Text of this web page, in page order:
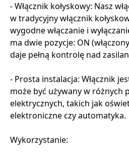
- Włącznik kołyskowy: Nasz
w tradycyjny włącznik
wygodne włączanie i
ma dwie pozycje: ON
daje pełną kontrolę nad
- Prosta instalacja: Włącznik
może być używany w różnych
elektrycznych, takich jak
elektroniczne czy automatyka.
Wykorzystanie: